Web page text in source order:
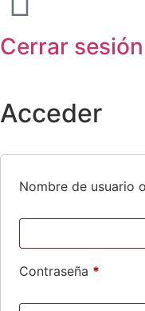
Cerrar sesión
Acceder
Nombre de usuario
Contraseña *